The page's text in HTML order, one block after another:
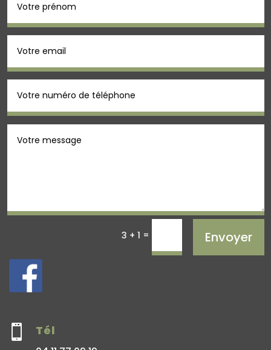
3 + 1 = Envoyer
 Tél